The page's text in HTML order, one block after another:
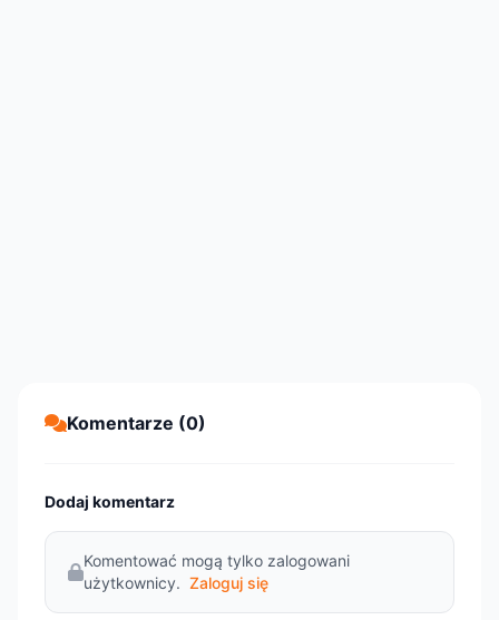
Komentarze (0)
Dodaj komentarz
Komentować mogą tylko zalogowani
użytkownicy. Zaloguj się